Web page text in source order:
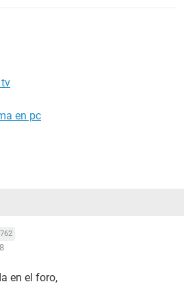
en pc
762
en el foro,